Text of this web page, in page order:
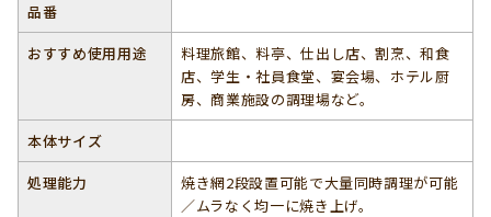
品番
おすすめ使用用途
料理旅館、料亭、仕出し店、割烹、和食
店、学生・社員食堂、宴会場、ホテル厨
房、商業施設の調理場など。
本体サイズ
処理能力
焼き網2段設置可能で大量同時調理が可能
／ムラなく均一に焼き上げ。